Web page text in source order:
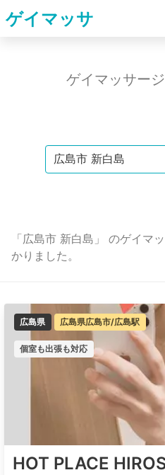
ゲイマッサ
ゲイマッサー
「広島市 新白島」 のゲイマ
かりました。
広島県 広島県広島市/広島駅
個室も出張も対応
HOT PLACE